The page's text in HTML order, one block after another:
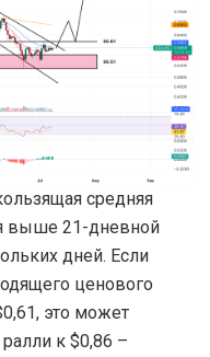
средняя
выше 21-дневной
дней. Если
ценового
это может
к $0,86 –